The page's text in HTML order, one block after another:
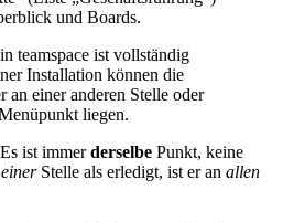
und Boards.
teamspace ist vollständig
Installation können die
an einer anderen Stelle oder
liegen.
ist immerderselbe Punkt, keine
einerStelle als erledigt, ist er an allen